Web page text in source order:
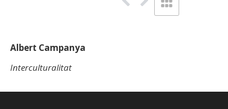
Albert Campanya
Interculturalitat